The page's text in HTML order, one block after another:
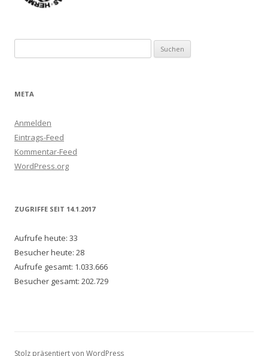
nach:
META
Anmelden
Eintrags-Feed
Kommentar-Feed
WordPress.org
ZUGRIFFE SEIT 14.1.2017
Aufrufe heute: 33
Besucher heute: 28
Aufrufe gesamt: 1.033.666
Besucher gesamt: 202.729
Stolz präsentiert von WordPress